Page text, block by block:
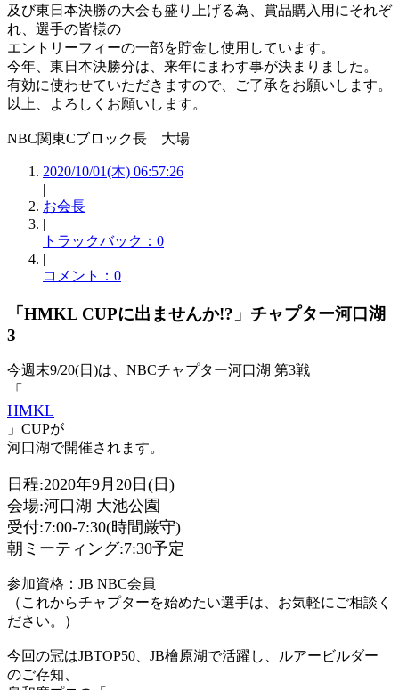
及び東日本決勝の大会も盛り上げる為、賞品購入用にそれぞ
れ、選手の皆様の
エントリーフィーの一部を貯金し使用しています。
今年、東日本決勝分は、来年にまわす事が決まりました。
有効に使わせていただきますので、ご了承をお願いします。
以上、よろしくお願いします。
NBC関東Cブロック長 大場
2020/10/01(木) 06:57:26
|
お会長
|
トラックバック：0
|
コメント：0
「HMKL CUPに出ませんか!?」チャプター河口湖
3
今週末9/20(日)は、NBCチャプター河口湖 第3戦
「
HMKL
」CUPが
河口湖で開催されます。
日程:2020年9月20日(日)
会場:河口湖 大池公園
受付:7:00-7:30(時間厳守)
朝ミーティング:7:30予定
参加資格：JB NBC会員
（これからチャプターを始めたい選手は、お気軽にご相談く
ださい。）
今回の冠はJBTOP50、JB檜原湖で活躍し、ルアービルダー
のご存知、